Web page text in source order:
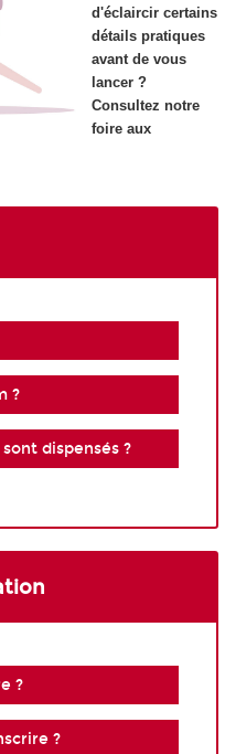
d'éclaircir certains
détails pratiques
avant de vous
lancer ?
Consultez notre
foire aux
?
dispensés ?
?
?